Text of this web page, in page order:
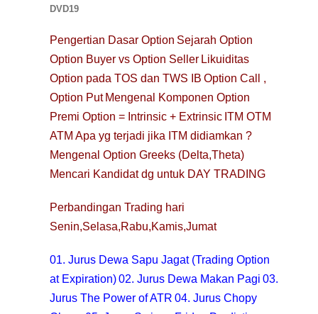
DVD19
Pengertian Dasar Option Sejarah Option
Option Buyer vs Option Seller Likuiditas
Option pada TOS dan TWS IB Option Call ,
Option Put Mengenal Komponen Option
Premi Option = Intrinsic + Extrinsic ITM OTM
ATM Apa yg terjadi jika ITM didiamkan ?
Mengenal Option Greeks (Delta,Theta)
Mencari Kandidat dg untuk DAY TRADING
Perbandingan Trading hari
Senin,Selasa,Rabu,Kamis,Jumat
01. Jurus Dewa Sapu Jagat (Trading Option
at Expiration)02. Jurus Dewa Makan Pagi 03.
Jurus The Power of ATR 04. Jurus Chopy